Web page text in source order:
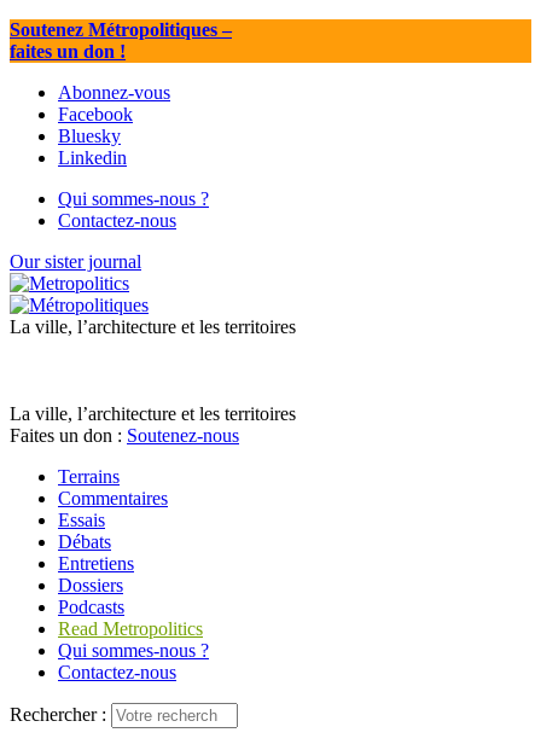
Soutenez Métropolitiques–
faites un don !
Abonnez-vous
Facebook
Bluesky
Linkedin
Qui sommes-nous ?
Contactez-nous
Our sister journal
La ville, l’architecture et les territoires
La ville, l’architecture et les territoires
Faites un don : Soutenez-nous
Terrains
Commentaires
Essais
Débats
Entretiens
Dossiers
Podcasts
Read Metropolitics
Qui sommes-nous ?
Contactez-nous
Rechercher :